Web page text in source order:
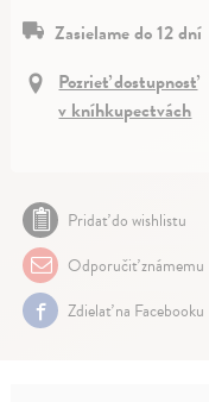
Zasielame do 12 dní
Pozrieť dostupnosť
v kníhkupectvách
Pridať do wishlistu
Odporučiť známemu
Zdielať na Facebooku